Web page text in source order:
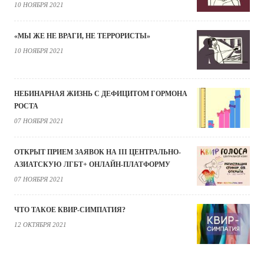
10 НОЯБРЯ 2021
«МЫ ЖЕ НЕ ВРАГИ, НЕ ТЕРРОРИСТЫ»
10 НОЯБРЯ 2021
НЕБИНАРНАЯ ЖИЗНЬ С ДЕФИЦИТОМ ГОРМОНА
РОСТА
07 НОЯБРЯ 2021
ОТКРЫТ ПРИЕМ ЗАЯВОК НА III ЦЕНТРАЛЬНО-
АЗИАТСКУЮ ЛГБТ+ ОНЛАЙН-ПЛАТФОРМУ
07 НОЯБРЯ 2021
ЧТО ТАКОЕ КВИР-СИМПАТИЯ?
12 ОКТЯБРЯ 2021